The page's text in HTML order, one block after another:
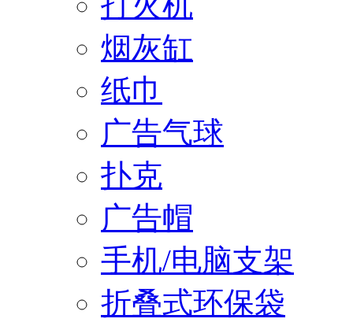
烟灰缸
纸巾
广告气球
扑克
广告帽
手机/电脑支架
折叠式环保袋